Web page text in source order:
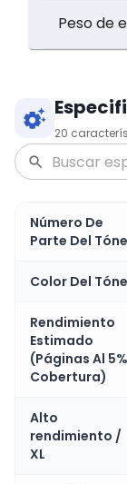
Peso de
20
Número De
Parte Del
Color Del
Rendimiento
Estimado
(Páginas Al 5%
Cobertura)
Alto
rendimiento /
XL